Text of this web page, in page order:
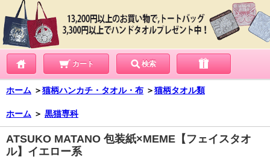
カート 検索
ホーム ＞猫柄ハンカチ・タオル・布 ＞猫柄タオル類
ホーム ＞ 黒猫専科
ATSUKO MATANO 包装紙×MEME【フェイスタオ
ル】イエロー系